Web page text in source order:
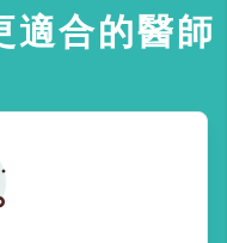
適合的醫師